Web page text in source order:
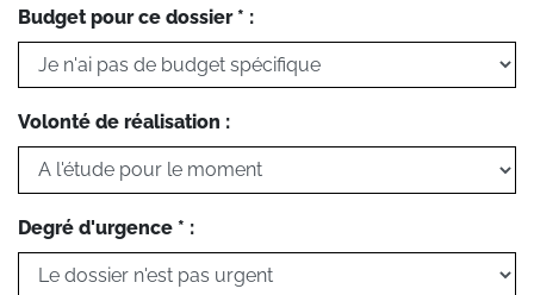
Budget pour ce dossier * :
Volonté de réalisation :
Degré d'urgence * :